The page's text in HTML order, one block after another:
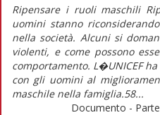
Ripensare i ruoli maschili
uomini stanno
nella società. Alcuni si
violenti, e come possono
comportamento. L�UNICEF
con gli uomini al
maschile nella famiglia.58...
Documento -